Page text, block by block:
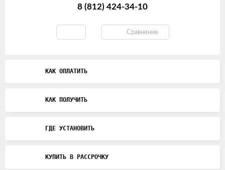
8 (812) 424-34-10
Сравнение
КАК ОПЛАТИТЬ
КАК ПОЛУЧИТЬ
ГДЕ УСТАНОВИТЬ
КУПИТЬ В РАССРОЧКУ